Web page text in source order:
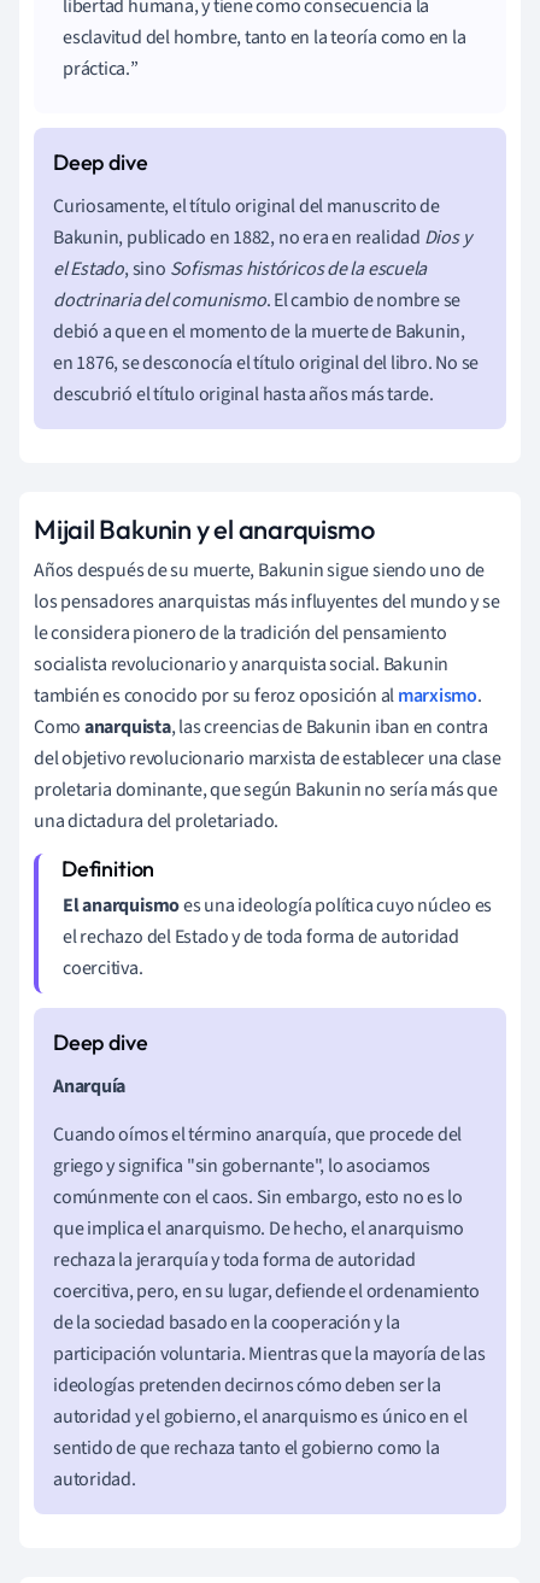
libertad humana, y tiene como consecuencia la
esclavitud del hombre, tanto en la teoría como en la
práctica.
Curiosamente, el título original del manuscrito de
Bakunin, publicado en 1882, no era en realidad Dios y
el Estado, sino Sofismas históricos de la escuela
doctrinaria del comunismo. El cambio de nombre se
debió a que en el momento de la muerte de Bakunin,
en 1876, se desconocía el título original del libro. No se
descubrió el título original hasta años más tarde.
Mijail Bakunin y el anarquismo
Años después de su muerte, Bakunin sigue siendo uno de
los pensadores anarquistas más influyentes del mundo y se
le considera pionero de la tradición del pensamiento
socialista revolucionario y anarquista social. Bakunin
también es conocido por su feroz oposición almarxismo.
Comoanarquista, las creencias de Bakunin iban en contra
del objetivo revolucionario marxista de establecer una clase
proletaria dominante, que según Bakunin no sería más que
una dictadura del proletariado.
El anarquismoes una ideología política cuyo núcleo es
el rechazo del Estado y de toda forma de autoridad
coercitiva.
Anarquía
Cuando oímos el término anarquía, que procede del
griego y significa "sin gobernante", lo asociamos
comúnmente con el caos. Sin embargo, esto no es lo
que implica el anarquismo. De hecho, el anarquismo
rechaza la jerarquía y toda forma de autoridad
coercitiva, pero, en su lugar, defiende el ordenamiento
de la sociedad basado en la cooperación y la
participación voluntaria. Mientras que la mayoría de las
ideologías pretenden decirnos cómo deben ser la
autoridad y el gobierno, el anarquismo es único en el
sentido de que rechaza tanto el gobierno como la
autoridad.